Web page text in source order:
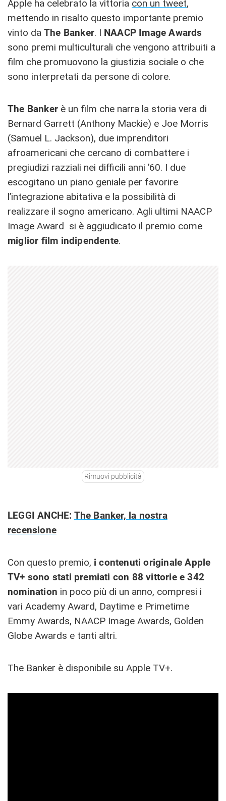
Apple ha celebrato la vittoria con un tweet,
mettendo in risalto questo importante premio
vinto da The Banker. I NAACP Image Awards
sono premi multiculturali che vengono attribuiti a
film che promuovono la giustizia sociale o che
sono interpretati da persone di colore.
The Banker è un film che narra la storia vera di
Bernard Garrett (Anthony Mackie) e Joe Morris
(Samuel L. Jackson), due imprenditori
afroamericani che cercano di combattere i
pregiudizi razziali nei difficili anni ’60. I due
escogitano un piano geniale per favorire
l’integrazione abitativa e la possibilità di
realizzare il sogno americano. Agli ultimi NAACP
Image Award si è aggiudicato il premio come
miglior film indipendente.
Rimuovi pubblicità
LEGGI ANCHE: The Banker, la nostra
recensione
Con questo premio, i contenuti originale Apple
TV+ sono stati premiati con 88 vittorie e 342
nomination in poco più di un anno, compresi i
vari Academy Award, Daytime e Primetime
Emmy Awards, NAACP Image Awards, Golden
Globe Awards e tanti altri.
The Banker è disponibile su Apple TV+.